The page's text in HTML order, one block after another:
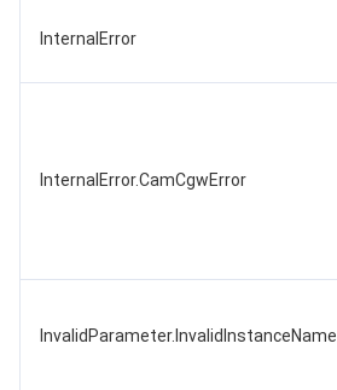
InternalError
InternalError.CamCgwError
InvalidParameter.InvalidInstanceName